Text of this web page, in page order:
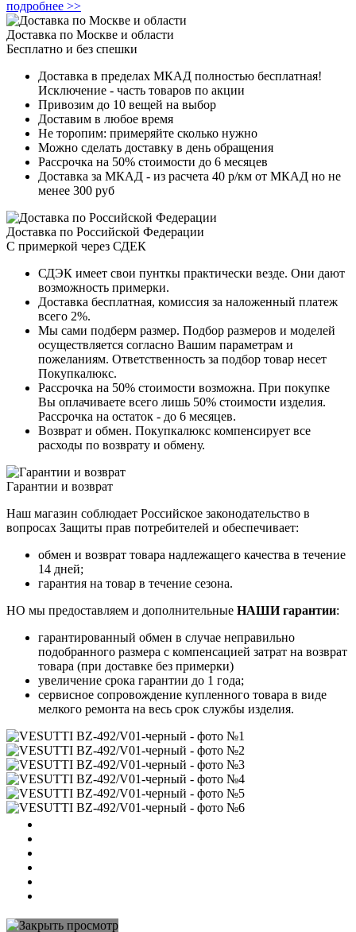
подробнее >>
Доставка по Москве и области
Бесплатно и без спешки
Доставка в пределах МКАД полностью бесплатная!
Исключение - часть товаров по акции
Привозим до 10 вещей на выбор
Доставим в любое время
Не торопим: примеряйте сколько нужно
Можно сделать доставку в день обращения
Рассрочка на 50% стоимости до 6 месяцев
Доставка за МКАД - из расчета 40 р/км от МКАД но не
менее 300 руб
Доставка по Российской Федерации
С примеркой через СДЕК
СДЭК имеет свои пунткы практически везде. Они дают
возможность примерки.
Доставка бесплатная, комиссия за наложенный платеж
всего 2%.
Мы сами подберм размер. Подбор размеров и моделей
осуществляется согласно Вашим параметрам и
пожеланиям. Ответственность за подбор товар несет
Покупкалюкс.
Рассрочка на 50% стоимости возможна. При покупке
Вы оплачиваете всего лишь 50% стоимости изделия.
Рассрочка на остаток - до 6 месяцев.
Возврат и обмен. Покупкалюкс компенсирует все
расходы по возврату и обмену.
Гарантии и возврат
Наш магазин соблюдает Российское законодательство в
вопросах Защиты прав потребителей и обеспечивает:
обмен и возврат товара надлежащего качества в течение
14 дней;
гарантия на товар в течение сезона.
НО мы предоставляем и дополнительные НАШИ гарантии:
гарантированный обмен в случае неправильно
подобранного размера с компенсацией затрат на возврат
товара (при доставке без примерки)
увеличение срока гарантии до 1 года;
сервисное сопровождение купленного товара в виде
мелкого ремонта на весь срок службы изделия.